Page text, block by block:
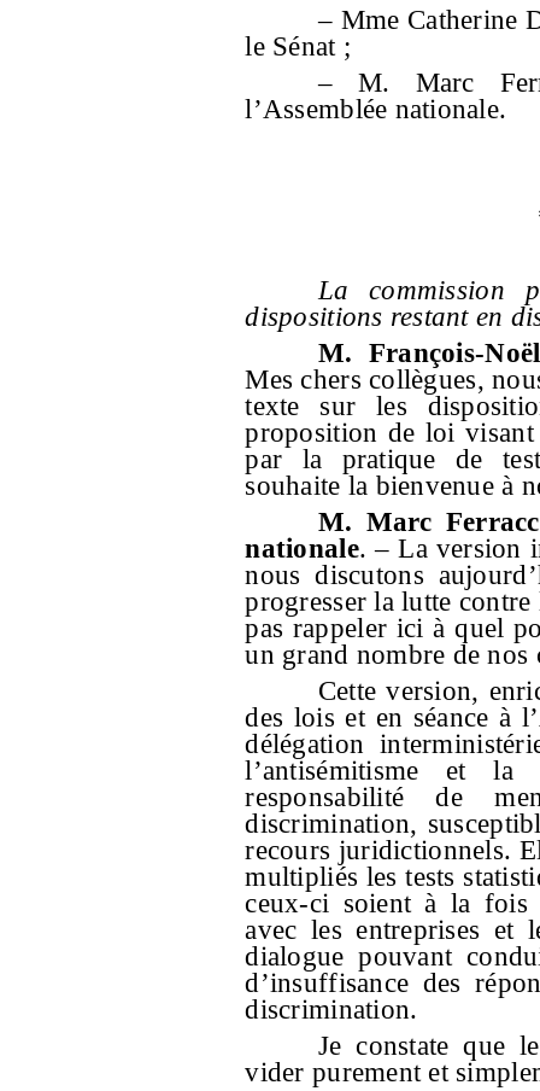
– Mme Catherine
le Sénat ;
– M. Marc
l’Assemblée nationale.
La commission
dispositions restant en
M. François-
Mes chers collègues,
texte sur les
proposition de loi
par la pratique de
souhaite la bienvenue à
M. Marc
nationale. – La version
nous discutons
progresser la lutte
pas rappeler ici à quel
un grand nombre de nos
Cette version,
des lois et en séance à
délégation
l’antisémitisme et
responsabilité de
discrimination,
recours juridictionnels.
multipliés les tests
ceux-ci soient à la fois
avec les entreprises et
dialogue pouvant
d’insuffisance des
discrimination.
Je constate que
vider purement et